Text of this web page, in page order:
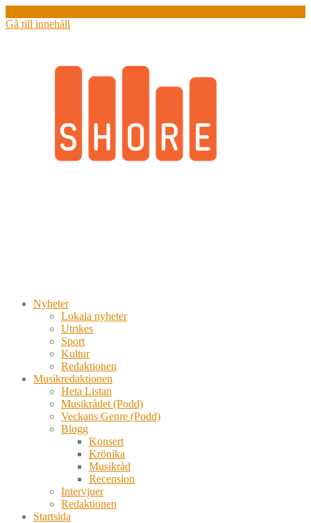
Gå till innehåll
Nyheter
Lokala nyheter
Utrikes
Sport
Kultur
Redaktionen
Musikredaktionen
Heta Listan
Musikrådet (Podd)
Veckans Genre (Podd)
Blogg
Konsert
Krönika
Musikråd
Recension
Intervjuer
Redaktionen
Startsida